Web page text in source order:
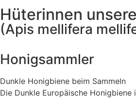
Hüterinnen
(Apis mellifera
Honigsammler
Dunkle Honigbiene beim Sammeln
Die Dunkle Europäische